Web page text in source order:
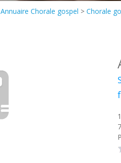
Annuaire Chorale gospel > Chorale